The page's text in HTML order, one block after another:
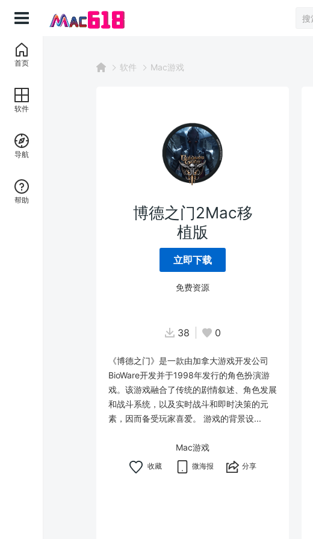
软件 Mac游戏
博德之门2Mac移
植版
立即下载
免费资源
38 0
《博德之门》是一款由加拿大游戏开发公司
BioWare开发并于1998年发行的角色扮演游
戏。该游戏融合了传统的剧情叙述、角色发展
和战斗系统，以及实时战斗和即时决策的元
素，因而备受玩家喜爱。 游戏的背景设...
Mac游戏
微海报 分享
首页
软件
导航
帮助